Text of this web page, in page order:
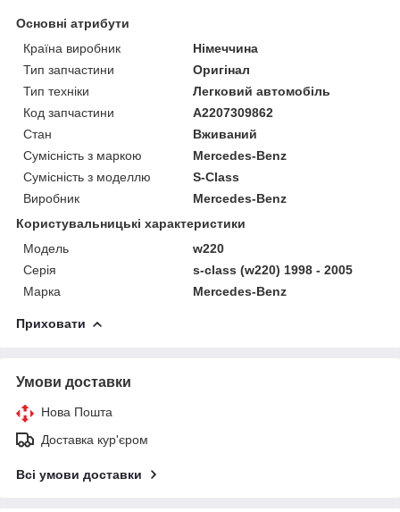
Основні атрибути
Країна виробник
Німеччина
Тип запчастини
Оригінал
Тип техніки
Легковий автомобіль
Код запчастини
A2207309862
Стан
Вживаний
Сумісність з маркою
Mercedes-Benz
Сумісність з моделлю
S-Class
Виробник
Mercedes-Benz
Користувальницькі характеристики
Модель
w220
Серія
s-class (w220) 1998 - 2005
Марка
Mercedes-Benz
Приховати
Умови доставки
Нова Пошта
Доставка кур'єром
Всі умови доставки